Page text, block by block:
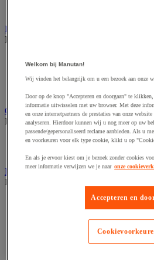
Laboratoriummeubilair
Bekijk de hele productgroep
Laboratoriumkast
Laboratoriumladekast
Opstapkruk, trap en ladder
Bekijk de hele productgroep
Ladder
Palletwagen
Bekijk de hele productgroep
Elektrische pallettruck
Handpallettruck
Hoogheffende pallettruck
Pallettruck met weegsysteem
Welkom bij Manutan!
Wij vinden het belangrijk om u een bezoek aan onze
Door op de knop "Accepteren en doorgaan" te
informatie uitwisselen met uw browser. Met deze
en onze internetpartners de prestaties van onze
analyseren. Hierdoor kunnen wij u nog meer op uw
passende/gepersonaliseerd reclame aanbieden. Als u
en voorkeuren voor elk type cookie, klikt u op
En als je ervoor kiest om je bezoek zonder cookies
meer informatie verwijzen we je naar onze
Accepteren en